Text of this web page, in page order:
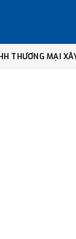
THƯƠNG MẠI